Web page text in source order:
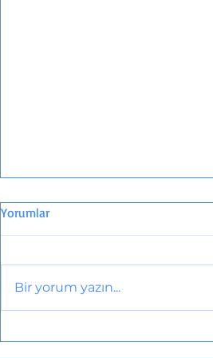
Yorumlar
Bir yorum yazın...